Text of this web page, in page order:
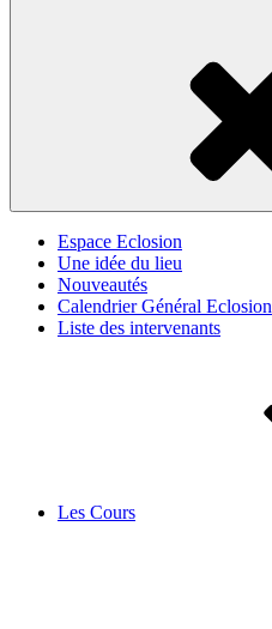
Espace Eclosion
Une idée du lieu
Nouveautés
Calendrier Général Eclosion
Liste des intervenants
Les Cours